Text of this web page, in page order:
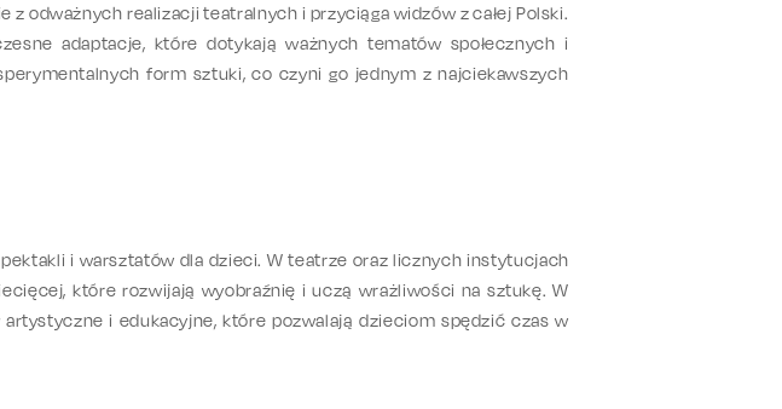
z odważnych realizacji teatralnych i przyciąga widzów z całej Polski.
adaptacje, które dotykają ważnych tematów społecznych i
form sztuki, co czyni go jednym z najciekawszych
i warsztatów dla dzieci. W teatrze oraz licznych instytucjach
które rozwijają wyobraźnię i uczą wrażliwości na sztukę. W
i edukacyjne, które pozwalają dzieciom spędzić czas w